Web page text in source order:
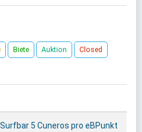
Biete Auktion
Closed
5 Cuneros pro eBPunkt